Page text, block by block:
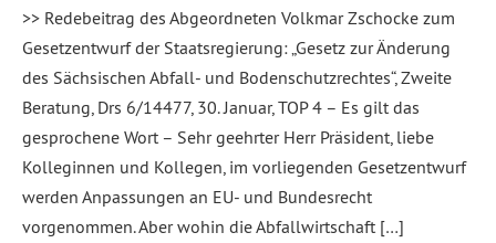
>> Redebeitrag des Abgeordneten Volkmar Zschocke zum
Gesetzentwurf der Staatsregierung: „Gesetz zur Änderung
des Sächsischen Abfall- und Bodenschutzrechtes“, Zweite
Beratung, Drs 6/14477, 30. Januar, TOP 4 – Es gilt das
gesprochene Wort – Sehr geehrter Herr Präsident, liebe
Kolleginnen und Kollegen, im vorliegenden Gesetzentwurf
werden Anpassungen an EU- und Bundesrecht
vorgenommen. Aber wohin die Abfallwirtschaft […]